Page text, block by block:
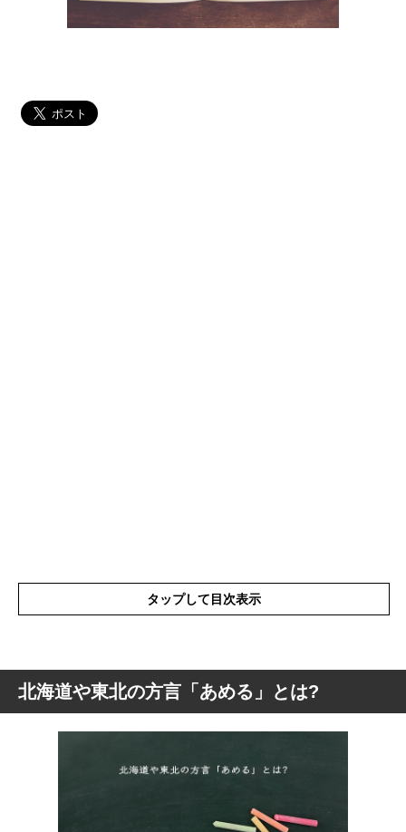
タップして目次表示
北海道や東北の方言「あめる」とは?
「髪の毛があめっている」はどういう意味?
北海道や東北の方言「あめる」とは?